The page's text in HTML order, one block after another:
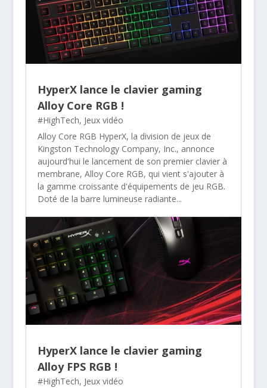
HyperX lance le clavier gaming
Alloy Core RGB !
#HighTech, Jeux vidéo
Alloy Core RGB HyperX, la division de jeux de
Kingston Technology Company, Inc., annonce
aujourd'hui le lancement de son premier clavier à
membrane, Alloy Core RGB, qui vient s'ajouter à
la gamme croissante d'équipements de jeu RGB.
Doté de la barre lumineuse radiante...
HyperX lance le clavier gaming
Alloy FPS RGB !
#HighTech, Jeux vidéo